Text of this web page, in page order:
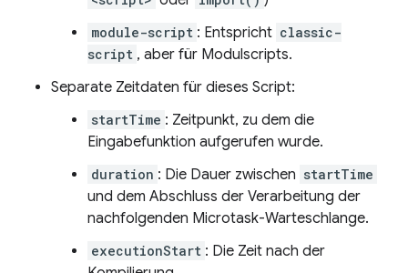
module-script : Entspricht classic-
script , aber für Modulscripts.
Separate Zeitdaten für dieses Script:
startTime : Zeitpunkt, zu dem die
Eingabefunktion aufgerufen wurde.
duration : Die Dauer zwischen startTime
und dem Abschluss der Verarbeitung der
nachfolgenden Microtask-Warteschlange.
executionStart : Die Zeit nach der